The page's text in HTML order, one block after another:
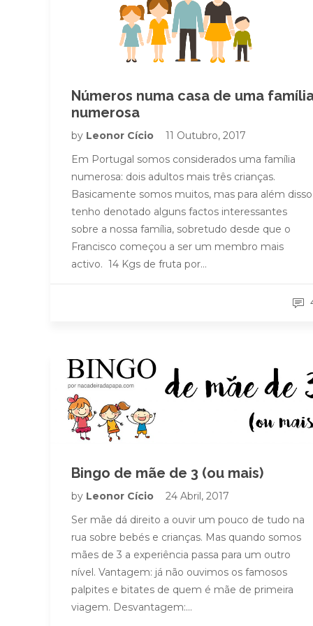
Números numa casa de uma
numerosa
by Leonor Cício
11 Outubro, 2017
Em Portugal somos considerados uma família
numerosa: dois adultos mais três crianças.
Basicamente somos muitos, mas para além disso
tenho denotado alguns factos interessantes
sobre a nossa família, sobretudo desde que o
Francisco começou a ser um membro mais
activo. 14 Kgs de fruta por…
Bingo de mãe de 3 (ou mais)
by Leonor Cício
24 Abril, 2017
Ser mãe dá direito a ouvir um pouco de tudo na
rua sobre bebés e crianças. Mas quando somos
mães de 3 a experiência passa para um outro
nível. Vantagem: já não ouvimos os famosos
palpites e bitates de quem é mãe de primeira
viagem. Desvantagem:…